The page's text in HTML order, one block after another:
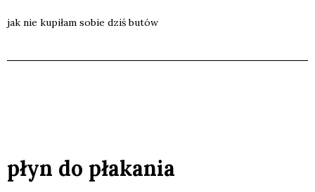
jak nie kupi­łam sobie dziś butów
płyn do płakania